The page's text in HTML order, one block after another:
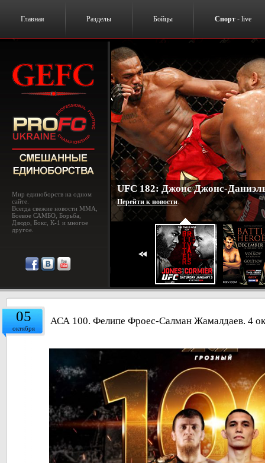
Главная Разделы Бойцы Спорт - live
Мир единоборств на одном
сайте.
Всегда свежие новости MMA,
Боевое САМБО, Борьба,
Дзюдо, Бокс, К-1 и многое
другое.
UFC 182: Джонс Джонс-
Перейти к новости.
05
октября
АСА 100. Фелипе Фроес-Салман Жамалдаев. 4